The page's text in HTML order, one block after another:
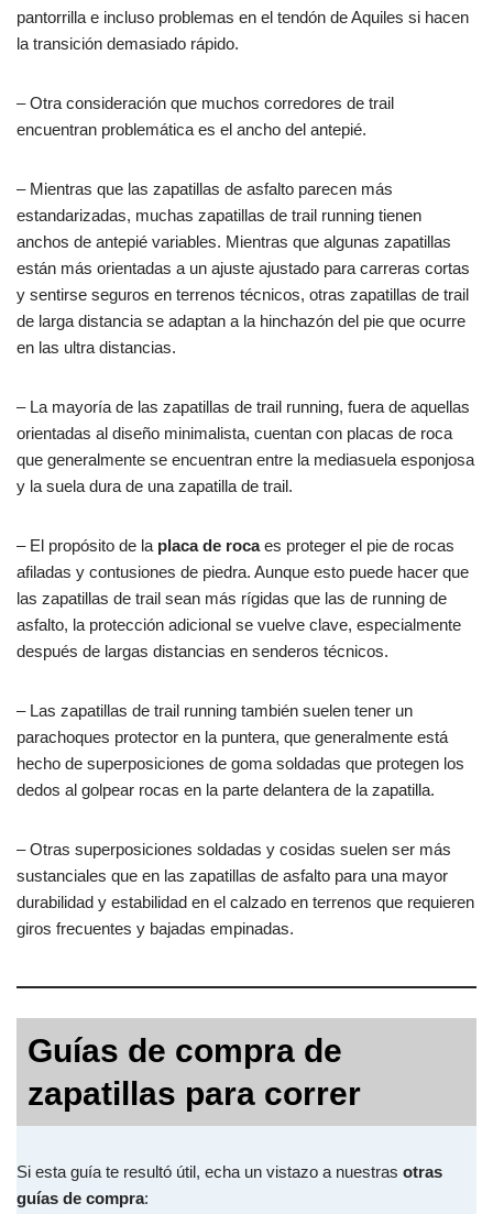
pantorrilla e incluso problemas en el tendón de Aquiles si hacen
la transición demasiado rápido.
– Otra consideración que muchos corredores de trail
encuentran problemática es el ancho del antepié.
– Mientras que las zapatillas de asfalto parecen más
estandarizadas, muchas zapatillas de trail running tienen
anchos de antepié variables. Mientras que algunas zapatillas
están más orientadas a un ajuste ajustado para carreras cortas
y sentirse seguros en terrenos técnicos, otras zapatillas de trail
de larga distancia se adaptan a la hinchazón del pie que ocurre
en las ultra distancias.
– La mayoría de las zapatillas de trail running, fuera de aquellas
orientadas al diseño minimalista, cuentan con placas de roca
que generalmente se encuentran entre la mediasuela esponjosa
y la suela dura de una zapatilla de trail.
– El propósito de la placa de rocaes proteger el pie de rocas
afiladas y contusiones de piedra. Aunque esto puede hacer que
las zapatillas de trail sean más rígidas que las de running de
asfalto, la protección adicional se vuelve clave, especialmente
después de largas distancias en senderos técnicos.
– Las zapatillas de trail running también suelen tener un
parachoques protector en la puntera, que generalmente está
hecho de superposiciones de goma soldadas que protegen los
dedos al golpear rocas en la parte delantera de la zapatilla.
– Otras superposiciones soldadas y cosidas suelen ser más
sustanciales que en las zapatillas de asfalto para una mayor
durabilidad y estabilidad en el calzado en terrenos que requieren
giros frecuentes y bajadas empinadas.
Guías de compra de
zapatillas para correr
Si esta guía te resultó útil, echa un vistazo a nuestras otras
guías de compra: